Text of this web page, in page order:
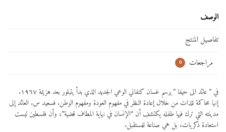
الوصف
تفاصيل المنتج
مراجعات
0
في ” عائد الى حيفا ” يرسم غسان كنفاني الوعي الجديد الذي بدأ يتبلور بعد هزيمة ١٩٦٧.
إنها محاكمة للذات من خلال إعادة النظر في مفهوم العودة ومفهوم الوطن. فسعيد س. العائد إلى
مدينته التي ترك فيها طفله يكتشف أن “الإنسان في نهاية المطاف قضية”، وأن فلسطين ليست
استعادة ذكريات، بل هي صناعة للمستقبل.